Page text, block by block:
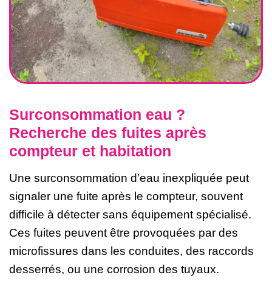
Surconsommation eau ?
Recherche des fuites après
compteur et habitation
Une surconsommation d’eau inexpliquée peut
signaler une fuite après le compteur, souvent
difficile à détecter sans équipement spécialisé.
Ces fuites peuvent être provoquées par des
microfissures dans les conduites, des raccords
desserrés, ou une corrosion des tuyaux.